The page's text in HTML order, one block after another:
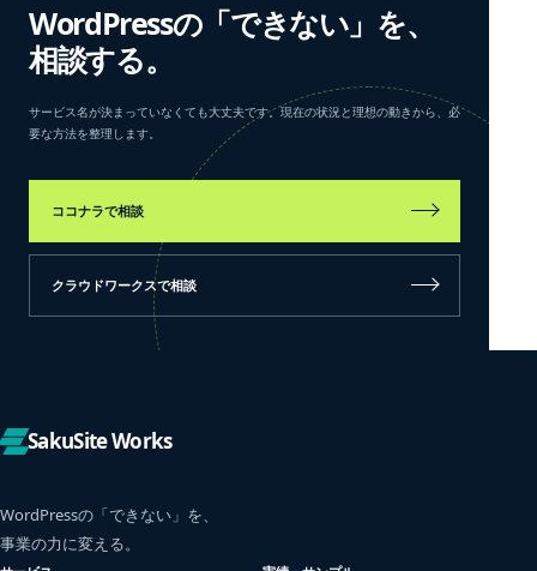
WordPressの「できない」を、
相談する。
サービス名が決まっていなくても大丈夫です。現在の状況と理想の動きから、必
要な方法を整理します。
ココナラで相談
クラウドワークスで相談
SakuSite Works
WordPressの「できない」を、
事業の力に変える。